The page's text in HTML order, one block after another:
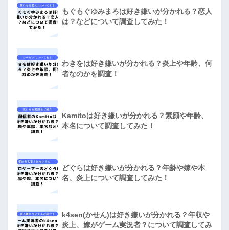
もぐもぐゆみまろは好き嫌いが分かれる？恋人
は？などについて調査してみた！
わきをは好き嫌いが分かれる？炎上や年齢、何
者なのかを調査！
Kamitoは好き嫌いが分かれる？素顔や年齢、
本名について調査してみた！
どぐらは好き嫌いが分かれる？年齢や嫁や本
名、炎上について調査してみた！
k4sen(かせん)は好き嫌いが分かれる？年収や
炎上、嫁がゲーム実況者？について調査してみ